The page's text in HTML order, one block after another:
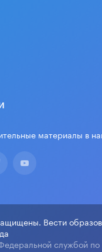
материалы в
Вести
службой по